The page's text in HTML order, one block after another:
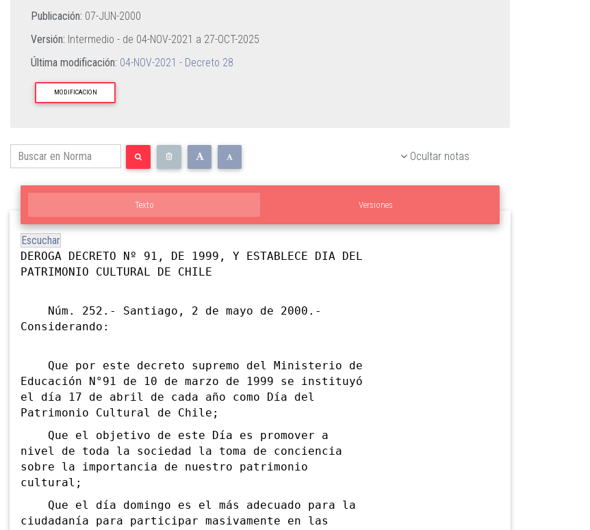
Publicación: 07-JUN-2000
Versión: Intermedio - de 04-NOV-2021 a 27-OCT-2025
Última modificación: 04-NOV-2021 - Decreto 28
MODIFICACION
Ocultar notas
Texto Versiones
Escuchar
DEROGA DECRETO Nº 91, DE 1999, Y ESTABLECE DIA DEL
PATRIMONIO CULTURAL DE CHILE
Núm. 252.- Santiago, 2 de mayo de 2000.-
Considerando:
Que por este decreto supremo del Ministerio de
Educación N°91 de 10 de marzo de 1999 se instituyó
el día 17 de abril de cada año como Día del
Patrimonio Cultural de Chile;
Que el objetivo de este Día es promover a
nivel de toda la sociedad la toma de conciencia
sobre la importancia de nuestro patrimonio
cultural;
Que el día domingo es el más adecuado para la
ciudadanía para participar masivamente en las